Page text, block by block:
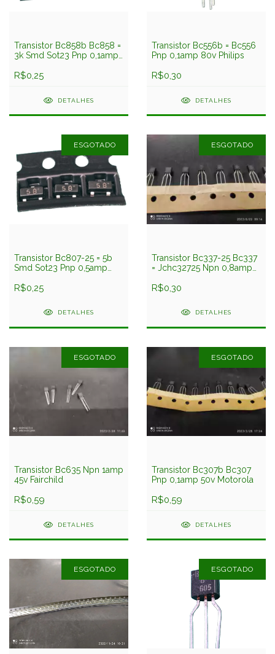
Transistor Bc858b Bc858 =
3k Smd Sot23 Pnp 0,1amp
R$0,25
DETALHES
Transistor Bc556b = Bc556
Pnp 0,1amp 80v Philips
R$0,30
DETALHES
ESGOTADO
Transistor Bc807-25 = 5b
Smd Sot23 Pnp 0,5amp
R$0,25
DETALHES
ESGOTADO
Transistor Bc337-25 Bc337
= Jchc32725 Npn 0,8amp
R$0,30
DETALHES
ESGOTADO
Transistor Bc635 Npn 1amp
45v Fairchild
R$0,59
DETALHES
ESGOTADO
Transistor Bc307b Bc307
Pnp 0,1amp 50v Motorola
R$0,59
DETALHES
ESGOTADO ESGOTADO